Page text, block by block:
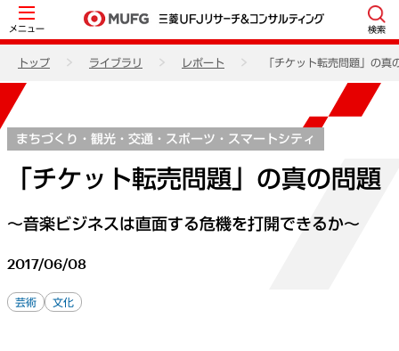
メニュー 検索
トップ ライブラリ レポート 「チケット転売問題」の真
まちづくり・観光・交通・スポーツ・スマートシティ
「チケット転売問題」の真の問題
～音楽ビジネスは直面する危機を打開できるか～
2017/06/08
芸術 文化